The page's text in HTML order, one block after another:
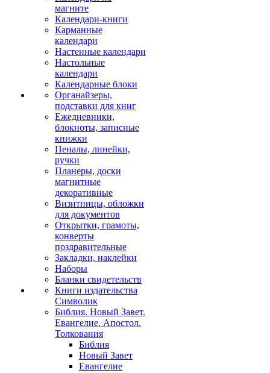
магните
Календари-книги
Карманные
календари
Настенные календари
Настольные
календари
Календарные блоки
Органайзеры,
подставки для книг
Ежедневники,
блокноты, записные
книжки
Пеналы, линейки,
ручки
Планеры, доски
магнитные
декоративные
Визитницы, обложки
для документов
Открытки, грамоты,
конверты
поздравительные
Закладки, наклейки
Наборы
Бланки свидетельств
Книги издательства
Символик
Библия. Новый Завет.
Евангелие. Апостол.
Толкования
Библия
Новый Завет
Евангелие